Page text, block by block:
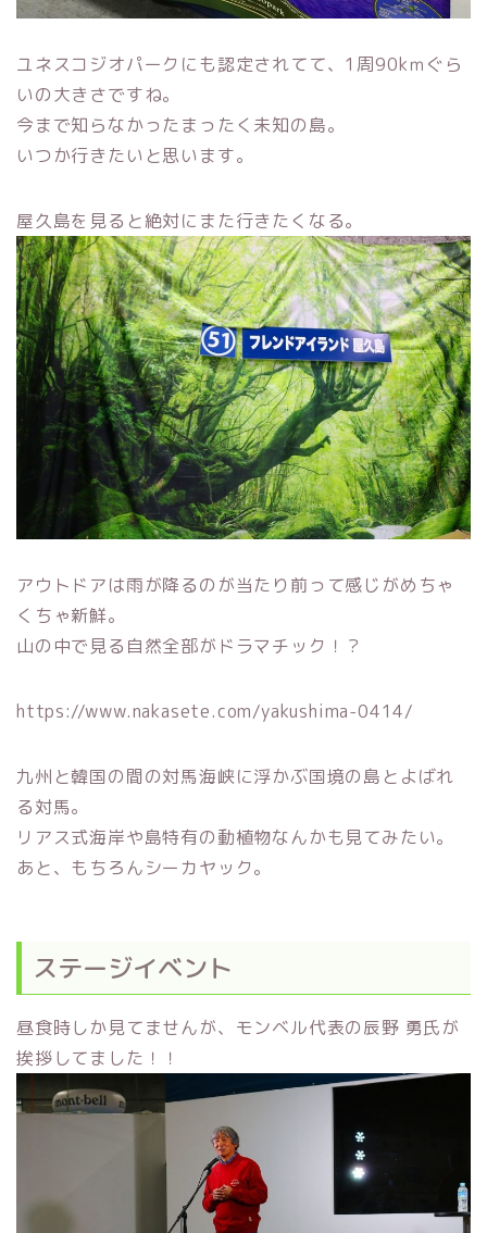
ユネスコジオパークにも認定されてて、1周90kｍぐら
いの大きさですね。
今まで知らなかったまったく未知の島。
いつか行きたいと思います。
屋久島を見ると絶対にまた行きたくなる。
アウトドアは雨が降るのが当たり前って感じがめちゃ
くちゃ新鮮。
山の中で見る自然全部がドラマチック！？
https://www.nakasete.com/yakushima-0414/
九州と韓国の間の対馬海峡に浮かぶ国境の島とよばれ
る対馬。
リアス式海岸や島特有の動植物なんかも見てみたい。
あと、もちろんシーカヤック。
ステージイベント
昼食時しか見てませんが、モンベル代表の辰野 勇氏が
挨拶してました！！